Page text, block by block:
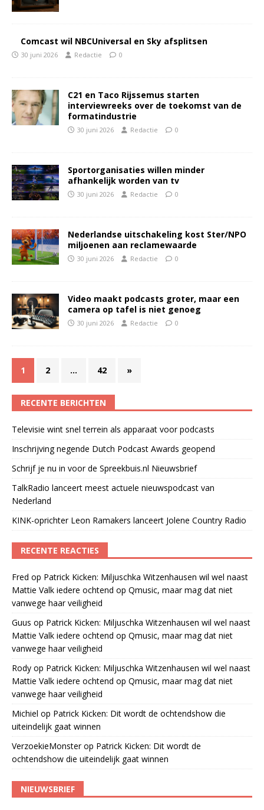
Comcast wil NBCUniversal en Sky afsplitsen
30 juni 2026 Redactie 0
C21 en Taco Rijssemus starten
interviewreeks over de toekomst van de
formatindustrie
30 juni 2026 Redactie 0
Sportorganisaties willen minder
afhankelijk worden van tv
30 juni 2026 Redactie 0
Nederlandse uitschakeling kost Ster/NPO
miljoenen aan reclamewaarde
30 juni 2026 Redactie 0
Video maakt podcasts groter, maar een
camera op tafel is niet genoeg
30 juni 2026 Redactie 0
1 2 … 42 »
RECENTE BERICHTEN
Televisie wint snel terrein als apparaat voor podcasts
Inschrijving negende Dutch Podcast Awards geopend
Schrijf je nu in voor de Spreekbuis.nl Nieuwsbrief
TalkRadio lanceert meest actuele nieuwspodcast van
Nederland
KINK-oprichter Leon Ramakers lanceert Jolene Country Radio
RECENTE REACTIES
Fred op Patrick Kicken: Miljuschka Witzenhausen wil wel naast
Mattie Valk iedere ochtend op Qmusic, maar mag dat niet
vanwege haar veiligheid
Guus op Patrick Kicken: Miljuschka Witzenhausen wil wel naast
Mattie Valk iedere ochtend op Qmusic, maar mag dat niet
vanwege haar veiligheid
Rody op Patrick Kicken: Miljuschka Witzenhausen wil wel naast
Mattie Valk iedere ochtend op Qmusic, maar mag dat niet
vanwege haar veiligheid
Michiel op Patrick Kicken: Dit wordt de ochtendshow die
uiteindelijk gaat winnen
VerzoekieMonsterop Patrick Kicken: Dit wordt de
ochtendshow die uiteindelijk gaat winnen
NIEUWSBRIEF